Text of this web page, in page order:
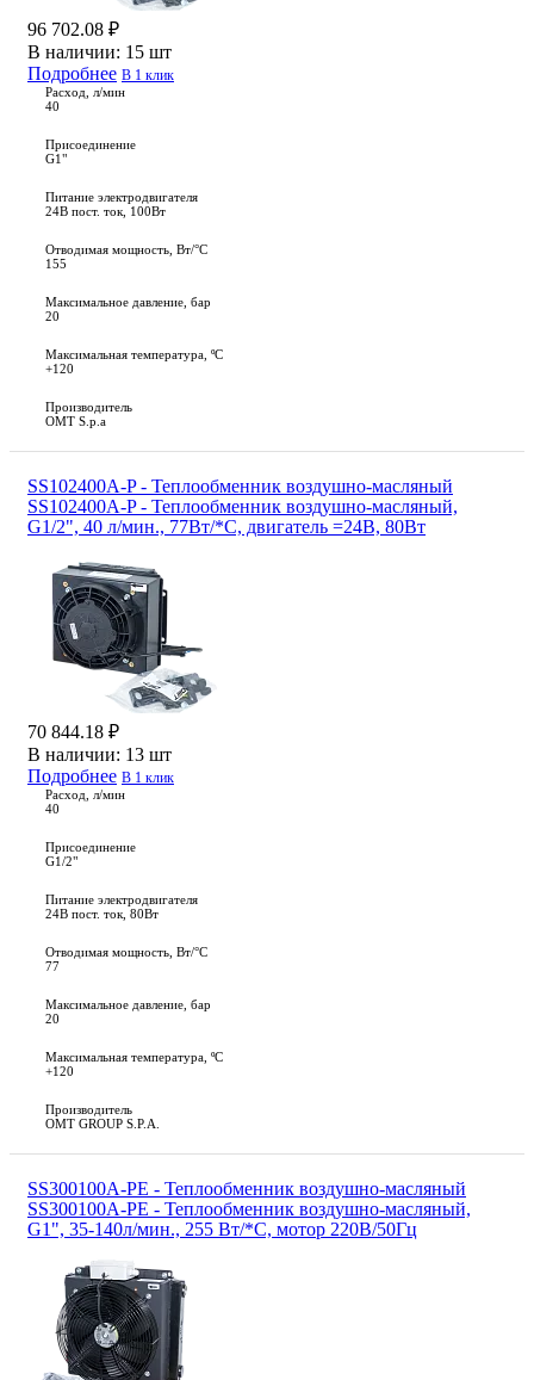
96 702.08 ₽
В наличии: 15 шт
Подробнее В 1 клик
Расход, л/мин
40
Присоединение
G1"
Питание электродвигателя
24В пост. ток, 100Вт
Отводимая мощность, Вт/°C
155
Максимальное давление, бар
20
Максимальная температура, ºС
+120
Производитель
OMT S.p.a
SS102400A-P - Теплообменник воздушно-масляный
SS102400A-P - Теплообменник воздушно-масляный,
G1/2", 40 л/мин., 77Вт/*С, двигатель =24В, 80Вт
70 844.18 ₽
В наличии: 13 шт
Подробнее В 1 клик
Расход, л/мин
40
Присоединение
G1/2"
Питание электродвигателя
24В пост. ток, 80Вт
Отводимая мощность, Вт/°C
77
Максимальное давление, бар
20
Максимальная температура, ºС
+120
Производитель
OMT GROUP S.P.A.
SS300100A-PE - Теплообменник воздушно-масляный
SS300100A-PE - Теплообменник воздушно-масляный,
G1", 35-140л/мин., 255 Вт/*С, мотор 220В/50Гц